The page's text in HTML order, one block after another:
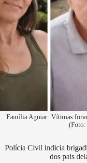
Família Aguiar: Vítimas
(Foto:
Polícia Civil indicia
dos pais